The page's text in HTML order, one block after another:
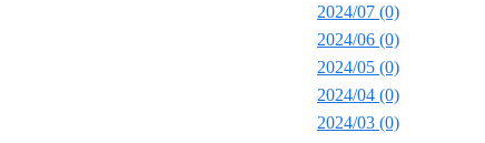
2024/07 (0)
2024/06 (0)
2024/05 (0)
2024/04 (0)
2024/03 (0)